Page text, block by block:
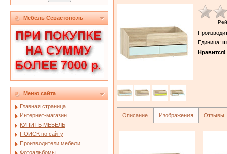
Мебель Севастополь
Меню сайта
Главная страница
Интернет-магазин
КУПИТЬ МЕБЕЛЬ
ПОИСК по сайту
Производители мебели
Фотоальбомы
Единица:
Нравится!
Описание Изображения Отзывы